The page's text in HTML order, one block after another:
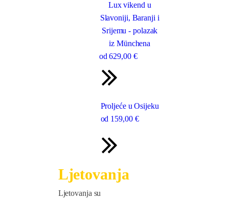
Lux vikend u
Slavoniji, Baranji i
Srijemu - polazak
iz Münchena
od629,00 €
Proljeće u Osijeku
od 159,00 €
Ljetovanja
Ljetovanja su